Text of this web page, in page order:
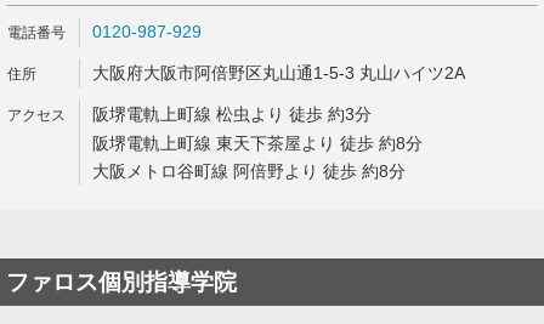
0120-987-929
大阪府大阪市阿倍野区丸山通1-5-3 丸山ハイツ2A
阪堺電軌上町線 松虫より 徒歩 約3分
阪堺電軌上町線 東天下茶屋より 徒歩 約8分
大阪メトロ谷町線 阿倍野より 徒歩 約8分
ファロス個別指導学院